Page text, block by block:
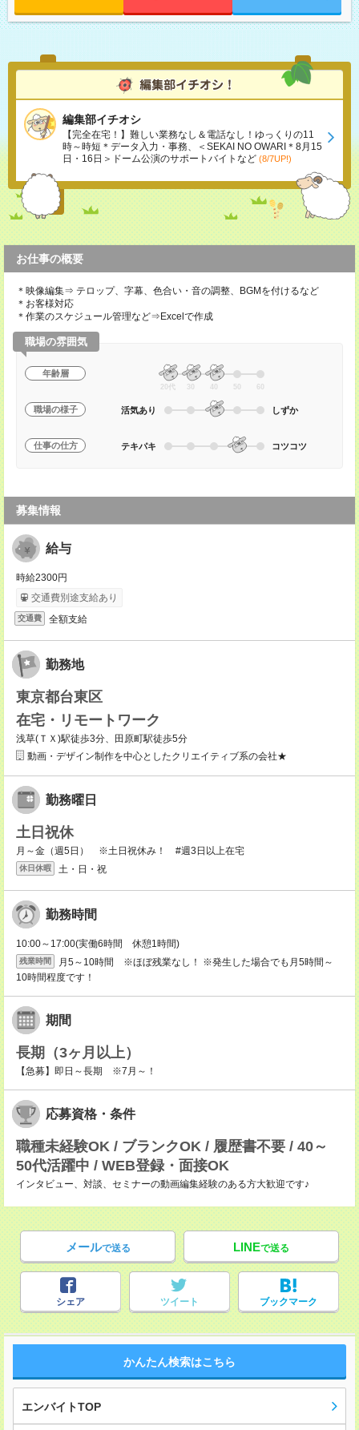
編集部イチオシ
【完全在宅！】難しい業務なし＆電話なし！ゆっくりの11
時～時短＊データ入力・事務、＜SEKAI NO OWARI＊8月15
日・16日＞ドーム公演のサポートバイトなど (8/7UP!)
お仕事の概要
＊映像編集⇒ テロップ、字幕、色合い・音の調整、BGMを付けるなど
＊お客様対応
＊作業のスケジュール管理など⇒Excelで作成
職場の雰囲気
年齢層
20代 30 40 50 60
職場の様子 活気あり しずか
仕事の仕方 テキパキ コツコツ
募集情報
給与
時給2300円
交通費別途支給あり
交通費 全額支給
勤務地
東京都台東区
在宅・リモートワーク
浅草(ＴＸ)駅徒歩3分、田原町駅徒歩5分
動画・デザイン制作を中心としたクリエイティブ系の会社★
勤務曜日
土日祝休
月～金（週5日） ※土日祝休み！ #週3日以上在宅
休日休暇 土・日・祝
勤務時間
10:00～17:00(実働6時間 休憩1時間)
残業時間
月5～10時間 ※ほぼ残業なし！ ※発生した場合でも月5時間～
10時間程度です！
期間
長期（3ヶ月以上）
【急募】即日～長期 ※7月～！
応募資格・条件
職種未経験OK / ブランクOK / 履歴書不要 / 40～
50代活躍中 / WEB登録・面接OK
インタビュー、対談、セミナーの動画編集経験のある方大歓迎です♪
メールで送る LINEで送る
シェア ツイート ブックマーク
かんたん検索はこちら
エンバイトTOP